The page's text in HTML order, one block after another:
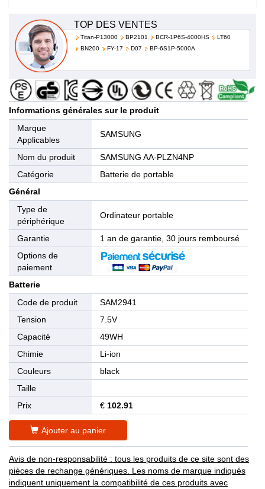
TOP DES VENTES
Titan-P13000 BP2101 BCR-1P6S-4000HS
LT60
BN200
FY-17 D07 BP-6S1P-5000A
Informations générales sur le produit
Marque
Applicables
SAMSUNG
Nom du produit
SAMSUNG AA-PLZN4NP
Catégorie
Batterie de portable
Général
Type de
périphérique
Ordinateur portable
Garantie
1 an de garantie, 30 jours remboursé
Options de
paiement
Batterie
Code de produit
SAM2941
Tension
7.5V
Capacité
49WH
Chimie
Li-ion
Couleurs
black
Taille
Prix
€ 102.91
Ajouter au panier
Avis de non-responsabilité : tous les produits de ce site sont des
pièces de rechange génériques. Les noms de marque indiqués
indiquent uniquement la compatibilité de ces produits avec